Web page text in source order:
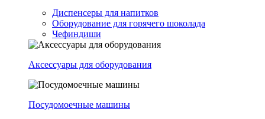
Диспенсеры для напитков
Оборудование для горячего шоколада
Чефиндиши
Аксессуары для оборудования
Посудомоечные машины